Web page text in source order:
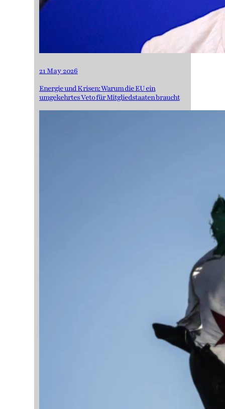
21 May 2026
Energie und Krisen: Warum die EU ein
umgekehrtes Veto für Mitgliedstaaten braucht